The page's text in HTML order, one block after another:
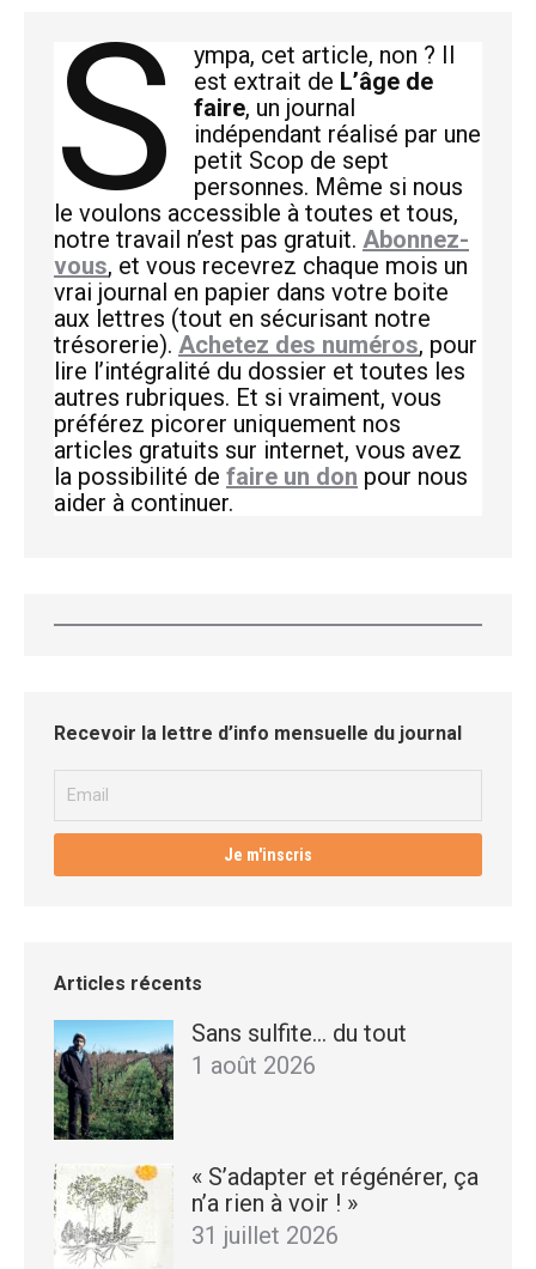
S
ympa, cet article, non ? Il
est extrait de L’âge de
faire, un journal
indépendant réalisé par une
petit Scop de sept
personnes. Même si nous
le voulons accessible à toutes et tous,
notre travail n’est pas gratuit. Abonnez-
vous, et vous recevrez chaque mois un
vrai journal en papier dans votre boite
aux lettres (tout en sécurisant notre
trésorerie). Achetez des numéros, pour
lire l’intégralité du dossier et toutes les
autres rubriques. Et si vraiment, vous
préférez picorer uniquement nos
articles gratuits sur internet, vous avez
la possibilité de faire un don pour nous
aider à continuer.
Recevoir la lettre d’info mensuelle du journal
Articles récents
Sans sulfite… du tout
1 août 2026
« S’adapter et régénérer, ça
n’a rien à voir ! »
31 juillet 2026